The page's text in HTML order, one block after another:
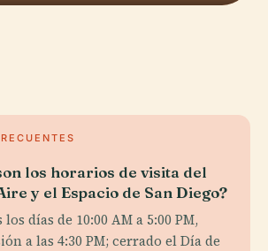
los horarios de visita del
y el Espacio de San Diego?
días de 10:00 AM a 5:00 PM,
a las 4:30 PM; cerrado el Día de